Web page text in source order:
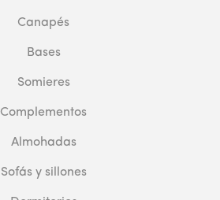
Canapés
Bases
Somieres
Complementos
Almohadas
Sofás y sillones